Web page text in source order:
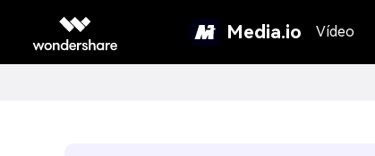
Media.io Vídeo